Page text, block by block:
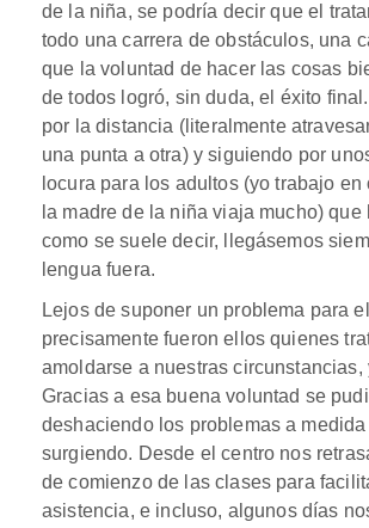
de la niña, se podría decir que el
todo una carrera de obstáculos, una
que la voluntad de hacer las cosas
de todos logró, sin duda, el éxito
por la distancia (literalmente
una punta a otra) y siguiendo por
locura para los adultos (yo trabajo en
la madre de la niña viaja mucho) que
como se suele decir, llegásemos
lengua fuera.
Lejos de suponer un problema para
precisamente fueron ellos quienes
amoldarse a nuestras circunstancias,
Gracias a esa buena voluntad se
deshaciendo los problemas a
surgiendo. Desde el centro nos
de comienzo de las clases para
asistencia, e incluso, algunos días